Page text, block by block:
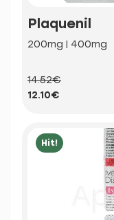
Plaquenil
200mg | 400mg
14.52€
12.10€
Hit!